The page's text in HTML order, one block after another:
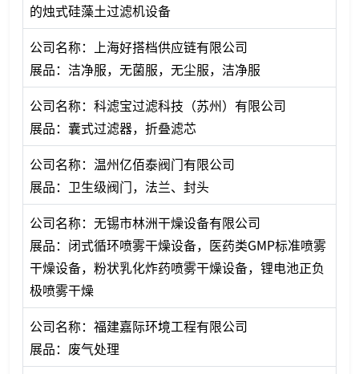
的烛式硅藻土过滤机设备
公司名称：上海好搭档供应链有限公司
展品：洁净服，无菌服，无尘服，洁净服
公司名称：科滤宝过滤科技（苏州）有限公司
展品：囊式过滤器，折叠滤芯
公司名称：温州亿佰泰阀门有限公司
展品：卫生级阀门，法兰、封头
公司名称：无锡市林洲干燥设备有限公司
展品：闭式循环喷雾干燥设备，医药类GMP标准喷雾
干燥设备，粉状乳化炸药喷雾干燥设备，锂电池正负
极喷雾干燥
公司名称：福建嘉际环境工程有限公司
展品：废气处理